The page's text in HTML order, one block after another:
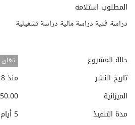
المطلوب استلامه
دراسة فنية دراسة مالية دراسة تشغيلية
حالة المشروع مُغلق
تاريخ النشر
منذ 8 أشهر
الميزانية
- $500.00
مدة التنفيذ
5 أيام